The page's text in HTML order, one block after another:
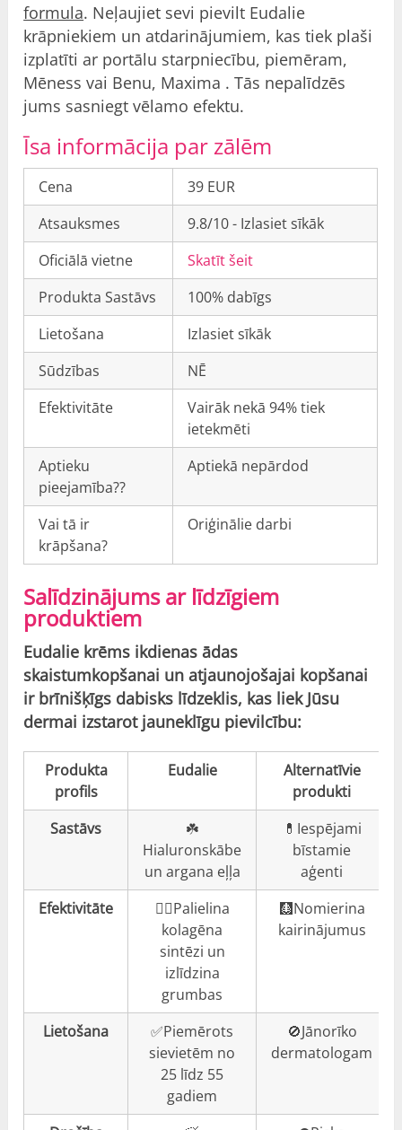
formula. Neļaujiet sevi pievilt Eudalie
krāpniekiem un atdarinājumiem, kas tiek plaši
izplatīti ar portālu starpniecību, piemēram,
Mēness vai Benu, Maxima . Tās nepalīdzēs
jums sasniegt vēlamo efektu.
Īsa informācija par zālēm
Cena
39 EUR
Atsauksmes
9.8/10 - Izlasiet sīkāk
Oficiālā vietne
Skatīt šeit
Produkta Sastāvs
100% dabīgs
Lietošana
Izlasiet sīkāk
Sūdzības
NĒ
Efektivitāte
Vairāk nekā 94% tiek
ietekmēti
Aptieku
pieejamība??
Aptiekā nepārdod
Vai tā ir
krāpšana?
Oriģinālie darbi
Salīdzinājums ar līdzīgiem
produktiem
Eudalie krēms ikdienas ādas
skaistumkopšanai un atjaunojošajai kopšanai
ir brīnišķīgs dabisks līdzeklis, kas liek Jūsu
dermai izstarot jauneklīgu pievilcību:
Produkta
profils
Eudalie
Alternatīvie
produkti
Sastāvs
☘️
Hialuronskābe
un argana eļļa
💊Iespējami
bīstamie
aģenti
Efektivitāte
👍🏼Palielina
kolagēna
sintēzi un
izlīdzina
grumbas
🩻Nomierina
kairinājumus
Lietošana
✅Piemērots
sievietēm no
25 līdz 55
gadiem
🚫Jānorīko
dermatologam